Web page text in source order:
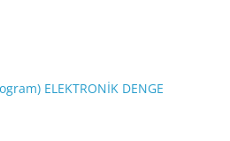
ELEKTRONİK DENGE